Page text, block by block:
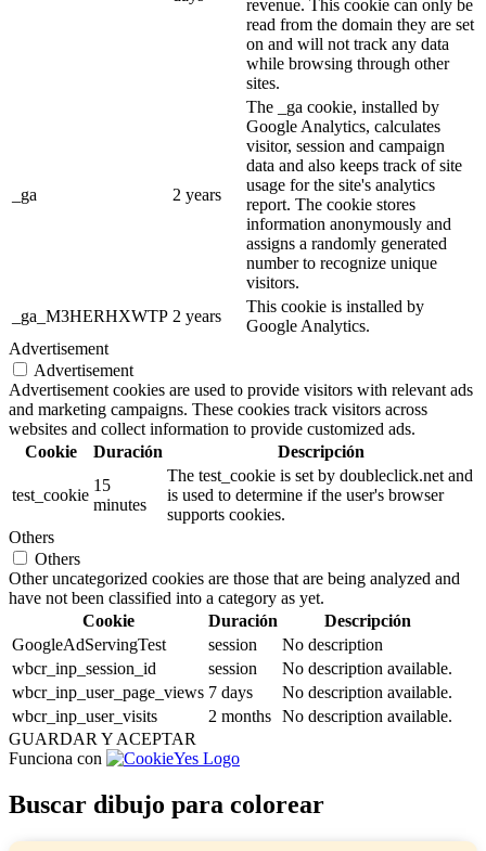
revenue. This cookie can only be
read from the domain they are set
on and will not track any data
while browsing through other
sites.
_ga 2 years
The _ga cookie, installed by
Google Analytics, calculates
visitor, session and campaign
data and also keeps track of site
usage for the site's analytics
report. The cookie stores
information anonymously and
assigns a randomly generated
number to recognize unique
visitors.
_ga_M3HERHXWTP 2 years
This cookie is installed by
Google Analytics.
Advertisement
Advertisement
Advertisement cookies are used to provide visitors with relevant ads
and marketing campaigns. These cookies track visitors across
websites and collect information to provide customized ads.
Cookie
Duración Descripción
test_cookie
15
minutes
The test_cookie is set by doubleclick.net and
is used to determine if the user's browser
supports cookies.
Others
Others
Other uncategorized cookies are those that are being analyzed and
have not been classified into a category as yet.
Cookie
Duración
Descripción
GoogleAdServingTest
session
No description
wbcr_inp_session_id
session
No description available.
wbcr_inp_user_page_views 7 days
No description available.
wbcr_inp_user_visits
2 months No description available.
GUARDAR Y ACEPTAR
Funciona con
Buscar dibujo para colorear